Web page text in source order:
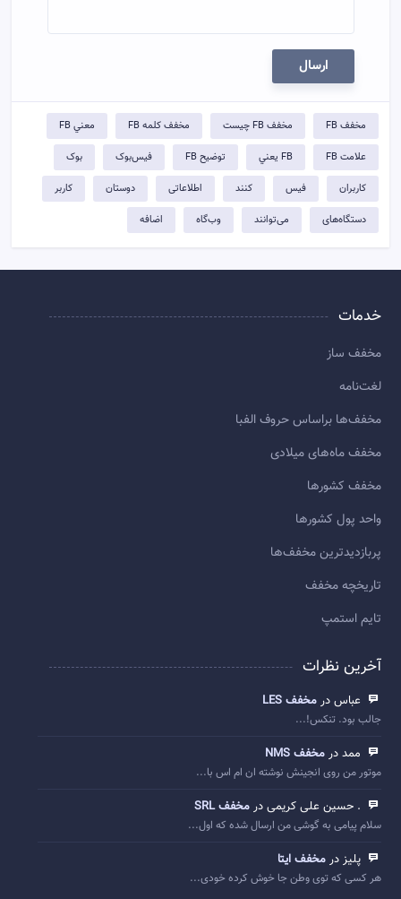
ارسال
مخفف FB مخفف FB چيست مخفف کلمه FB معني FB
علامت FB FB يعني توضيح FB فیس‌بوک بوک
کاربران فیس کنند اطلاعاتی دوستان کاربر
دستگاه‌های می‌توانند وب‌گاه اضافه
خدمات
مخفف ساز
لغت‌نامه
مخفف‌ها براساس حروف الفبا
مخفف ماه‌های میلادی
مخفف کشورها
واحد پول کشورها
پربازديدترين مخفف‌ها
تاريخچه مخفف
تایم استمپ
آخرین نظرات
عباس در مخفف LES
جالب بود. تنکس!...
ممد در مخفف NMS
موتور من روی انجینش نوشته ان ام اس با...
. حسین علی کریمی در مخفف SRL
سلام پیامی به گوشی من ارسال شده که اول...
پلیز در مخفف ایتا
هر کسی که توی وطن جا خوش کرده خودی...